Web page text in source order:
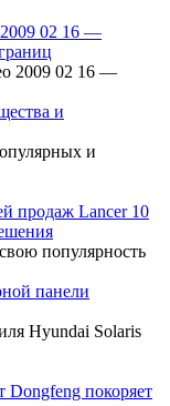
2009 02 16 —
2009 02 16 —
и
и
продаж Lancer 10
популярность
панели
Hyundai Solaris
покоряет